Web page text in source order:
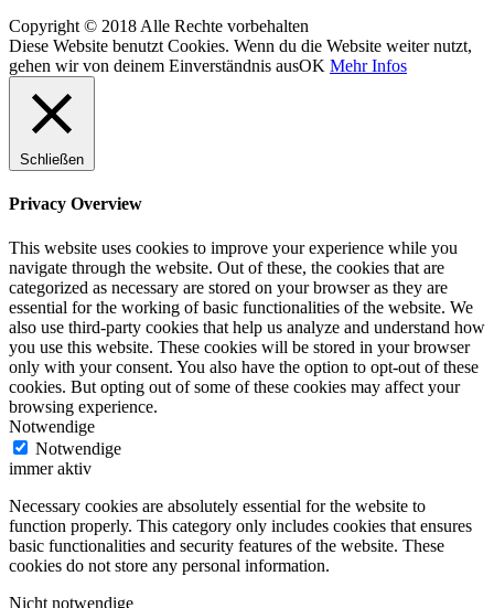
Copyright © 2018 Alle Rechte vorbehalten
Diese Website benutzt Cookies. Wenn du die Website weiter nutzt,
gehen wir von deinem Einverständnis ausOK Mehr Infos
Schließen
Privacy Overview
This website uses cookies to improve your experience while you
navigate through the website. Out of these, the cookies that are
categorized as necessary are stored on your browser as they are
essential for the working of basic functionalities of the website. We
also use third-party cookies that help us analyze and understand how
you use this website. These cookies will be stored in your browser
only with your consent. You also have the option to opt-out of these
cookies. But opting out of some of these cookies may affect your
browsing experience.
Notwendige
Notwendige
immer aktiv
Necessary cookies are absolutely essential for the website to
function properly. This category only includes cookies that ensures
basic functionalities and security features of the website. These
cookies do not store any personal information.
Nicht notwendige